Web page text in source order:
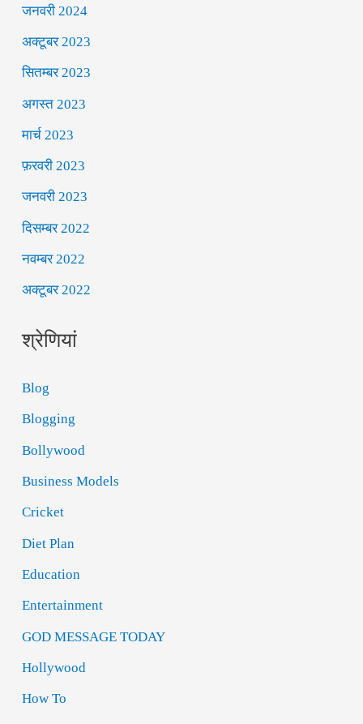
जनवरी 2024
अक्टूबर 2023
सितम्बर 2023
अगस्त 2023
मार्च 2023
फ़रवरी 2023
जनवरी 2023
दिसम्बर 2022
नवम्बर 2022
अक्टूबर 2022
श्रेणियां
Blog
Blogging
Bollywood
Business Models
Cricket
Diet Plan
Education
Entertainment
GOD MESSAGE TODAY
Hollywood
How To